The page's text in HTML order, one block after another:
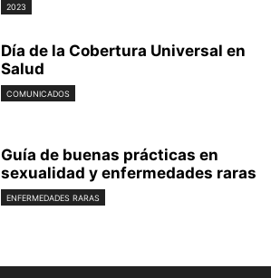
2023
Día de la Cobertura Universal en
Salud
COMUNICADOS
Guía de buenas prácticas en
sexualidad y enfermedades raras
ENFERMEDADES RARAS